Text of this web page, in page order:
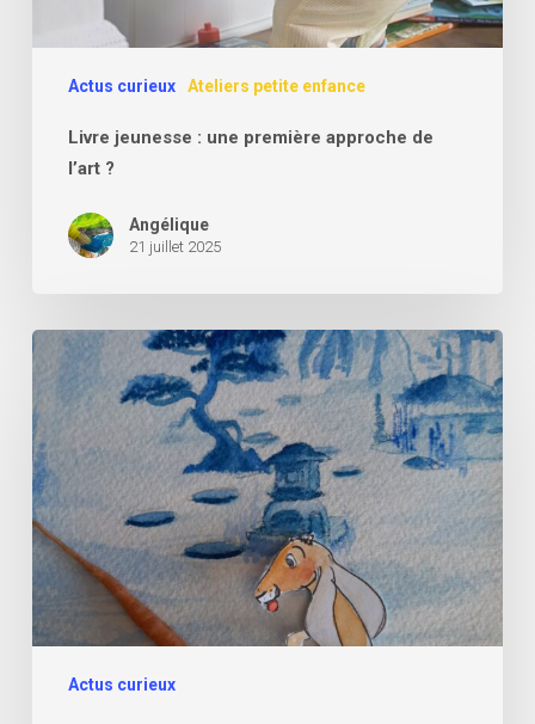
Actus curieux Ateliers petite enfance
Livre jeunesse : une première approche de
l’art ?
Angélique
21 juillet 2025
Actus curieux
Althéa
une
aventure
au
long
cours